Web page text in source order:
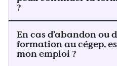
?
En cas d’abandon ou
formation au cégep,
mon emploi ?